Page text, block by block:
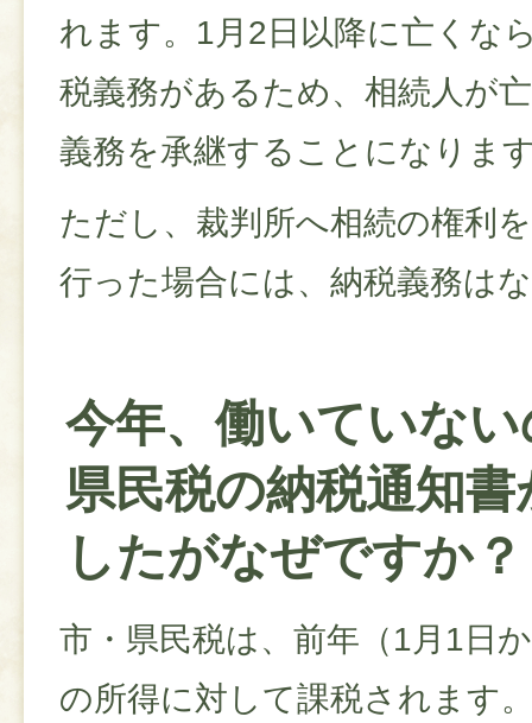
れます。1月2日以降に亡くな
税義務があるため、相続人が
義務を承継することになりま
ただし、裁判所へ相続の権利
行った場合には、納税義務は
今年、働いていな
県民税の納税通知
したがなぜですか？
市・県民税は、前年（1月1日
の所得に対して課税されます